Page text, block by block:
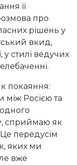
її
про
рішень у
вкид,
у стилі ведучих
покаяння:
між Росією та
сприймаю як
Це передусім
яких ми
вже